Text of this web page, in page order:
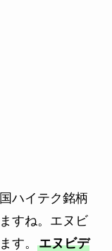
ハイテク銘柄
すね。エヌビ
す。 エヌビデ